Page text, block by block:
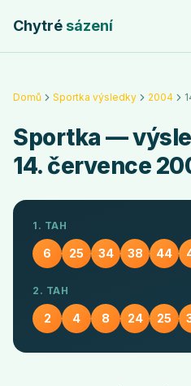
Chytrésázení
Domů Sportka výsledky 2004
Sportka —
14. července
1. TAH
6 25 34 38 44
2. TAH
2 4 8 24 25